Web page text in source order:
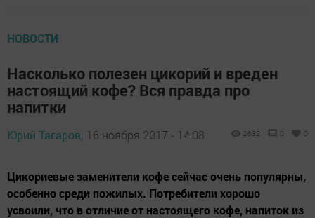
НОВОСТИ
Насколько полезен цикорий и вреден
настоящий кофе? Вся правда про
напитки
Юрий Тагаров, 16 ноября 2017 - 14:08 2632 0 0
Цикориевые заменители кофе сейчас очень популярны,
особенно среди пожилых. Потребители хорошо
усвоили, что в отличие от настоящего кофе, напиток из